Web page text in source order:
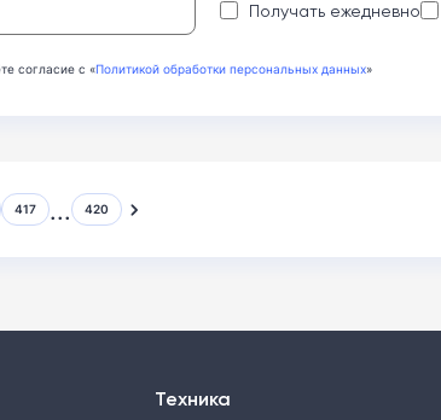
Получать ежедневно
согласие с «Политикой обработки персональных данных»
417 ... 420
Техника